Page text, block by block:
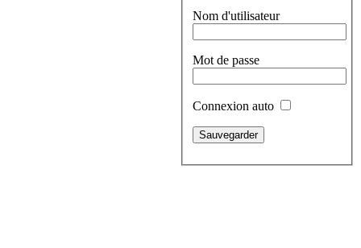
Nom d'utilisateur
Mot de passe
Connexion auto